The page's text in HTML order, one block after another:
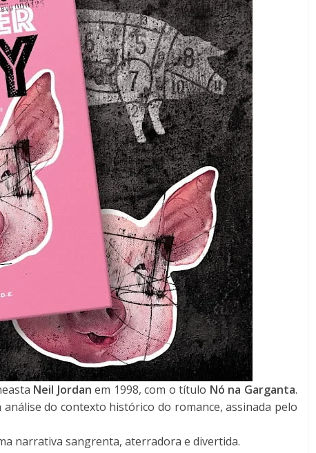
Neil Jordan em 1998, com o título Nó na Garganta.
do contexto histórico do romance, assinada pelo
narrativa sangrenta, aterradora e divertida.